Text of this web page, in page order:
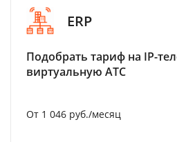
ERP
Подобрать тариф на IP-
виртуальную АТС
От 1 046 руб./месяц